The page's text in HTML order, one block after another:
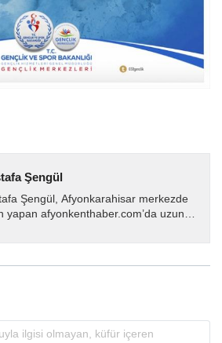
Şengül
Şengül, Afyonkarahisar merkezde
yapan afyonkenthaber.com’da uzun
haber akışı...